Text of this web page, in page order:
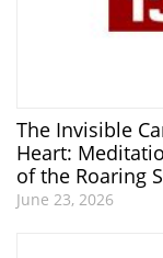
The Invisible
Heart:
of the Roaring
June 23, 2026